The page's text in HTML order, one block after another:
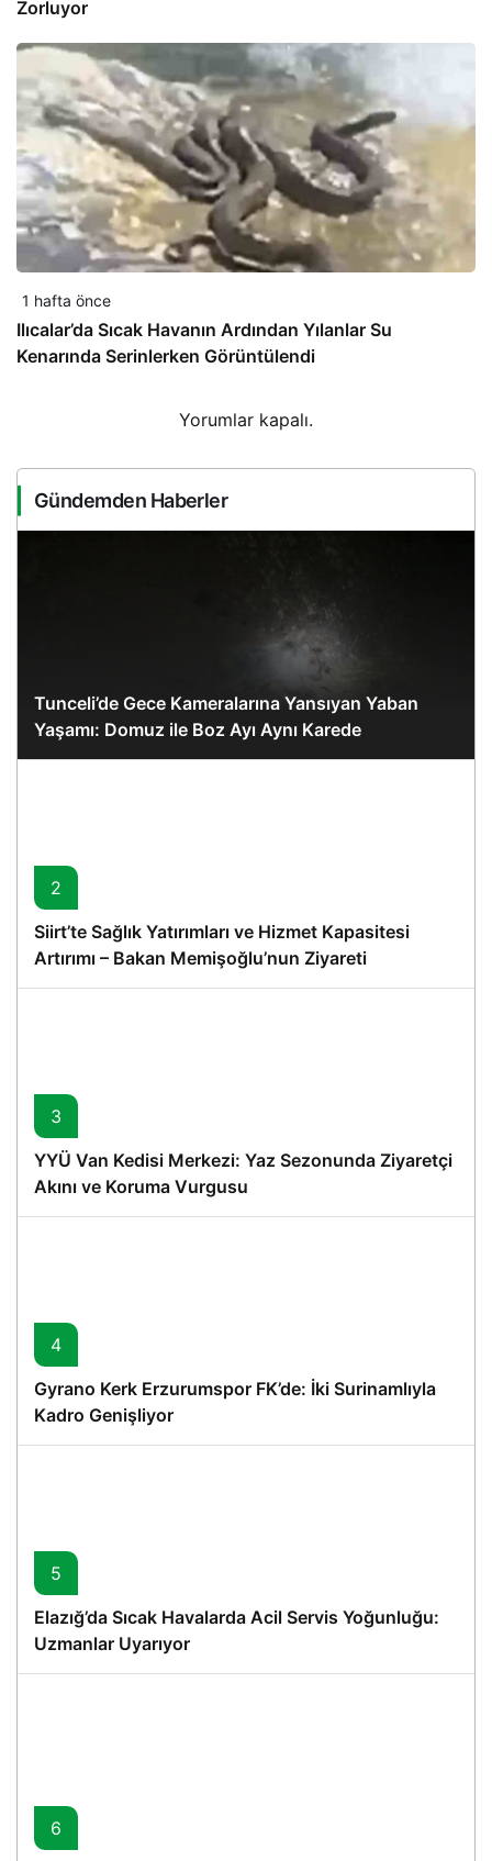
Zorluyor
1 hafta önce
Ilıcalar’da Sıcak Havanın Ardından Yılanlar Su
Kenarında Serinlerken Görüntülendi
Yorumlar kapalı.
Gündemden Haberler
Tunceli’de Gece Kameralarına Yansıyan Yaban
Yaşamı: Domuz ile Boz Ayı Aynı Karede
2
Siirt’te Sağlık Yatırımları ve Hizmet Kapasitesi
Artırımı – Bakan Memişoğlu’nun Ziyareti
3
YYÜ Van Kedisi Merkezi: Yaz Sezonunda Ziyaretçi
Akını ve Koruma Vurgusu
4
Gyrano Kerk Erzurumspor FK’de: İki Surinamlıyla
Kadro Genişliyor
5
Elazığ’da Sıcak Havalarda Acil Servis Yoğunluğu:
Uzmanlar Uyarıyor
6